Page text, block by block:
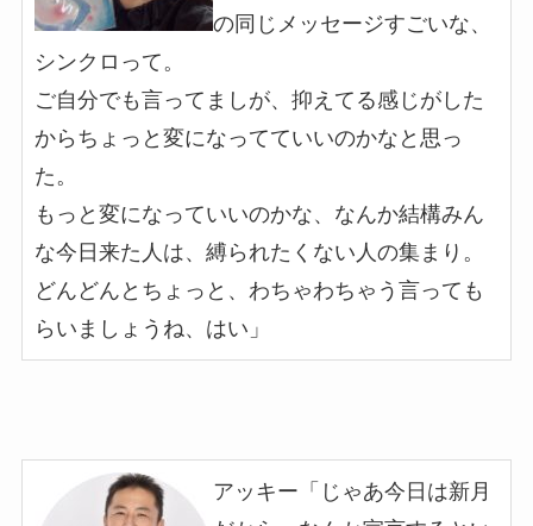
の同じメッセージすごいな、
シンクロって。
ご自分でも言ってましが、抑えてる感じがした
からちょっと変になってていいのかなと思っ
た。
もっと変になっていいのかな、なんか結構みん
な今日来た人は、縛られたくない人の集まり。
どんどんとちょっと、わちゃわちゃう言っても
らいましょうね、はい 」
アッキー「じゃあ今日は新月